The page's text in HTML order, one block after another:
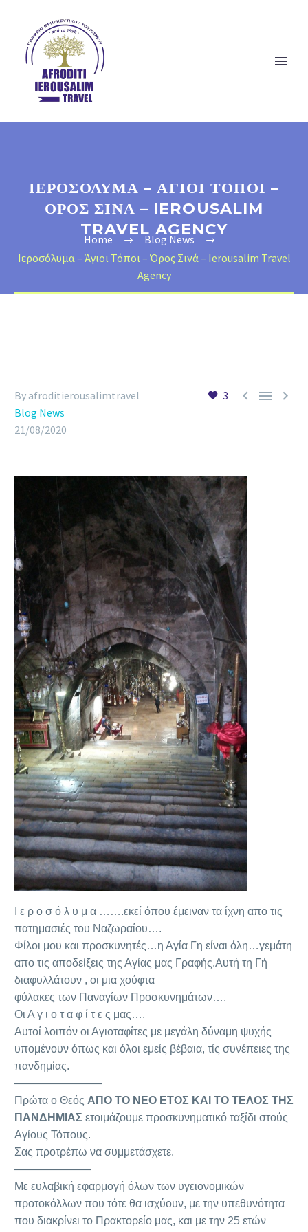
ΙΕΡΟΣΌΛΥΜΑ – ΆΓΙΟΙ ΤΌΠΟΙ –
ΌΡΟΣ ΣΙΝΆ – IEROUSALIM
TRAVEL AGENCY
Home
Blog News
Ιεροσόλυμα – Άγιοι Τόποι – Όρος Σινά – Ierousalim Travel
Agency
3   
By afroditierousalimtravel
Blog News
21/08/2020
Ι ε ρ ο σ ό λ υ μ α …….εκεί όπου έμειναν τα ίχνη απο τις
πατημασιές του Ναζωραίου….
Φίλοι μου και προσκυνητές…η Αγία Γη είναι όλη…γεμάτη
απο τις αποδείξεις της Αγίας μας Γραφής.Αυτή τη Γή
διαφυλλάτουν , οι μια χούφτα
φύλακες των Παναγίων Προσκυνημάτων….
Οι Α γ ι ο τ α φ ί τ ε ς μας….
Αυτοί λοιπόν οι Αγιοταφίτες με μεγάλη δύναμη ψυχής
υπομένουν όπως και όλοι εμείς βέβαια, τίς συνέπειες της
πανδημίας.
————————
Πρώτα ο Θεός ΑΠΟ ΤΟ ΝΕΟ ΕΤΟΣ ΚΑΙ ΤΟ ΤΕΛΟΣ ΤΗΣ
ΠΑΝΔΗΜΙΑΣ ετοιμάζουμε προσκυνηματικό ταξίδι στούς
Αγίους Τόπους.
Σας προτρέπω να συμμετάσχετε.
———————
Με ευλαβική εφαρμογή όλων των υγειονομικών
προτοκόλλων που τότε θα ισχύουν, με την υπεθυνότητα
που διακρίνει το Πρακτορείο μας, και με την 25 ετών